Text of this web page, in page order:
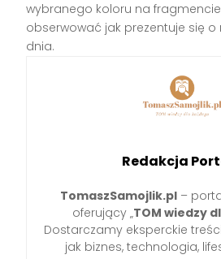
wybranego koloru na
obserwować jak prezentuje się
dnia.
Redakcja
TomaszSamojlik.pl–
oferujący „TOM wiedzy
Dostarczamy eksperckie
jak biznes, technologia,